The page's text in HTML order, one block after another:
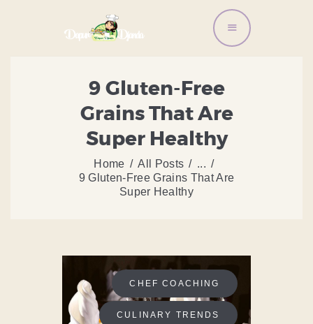
9 Gluten-Free
Grains That Are
Super Healthy
Home All Posts
...
9 Gluten-Free Grains That Are
Super Healthy
BERANDA
LAYANAN ORDER
DISTRIBUTOR BANDENG
ARTIKEL DAN RESEP
TENTANG KAMI
CONTACT US
CHEF COACHING
CULINARY TRENDS